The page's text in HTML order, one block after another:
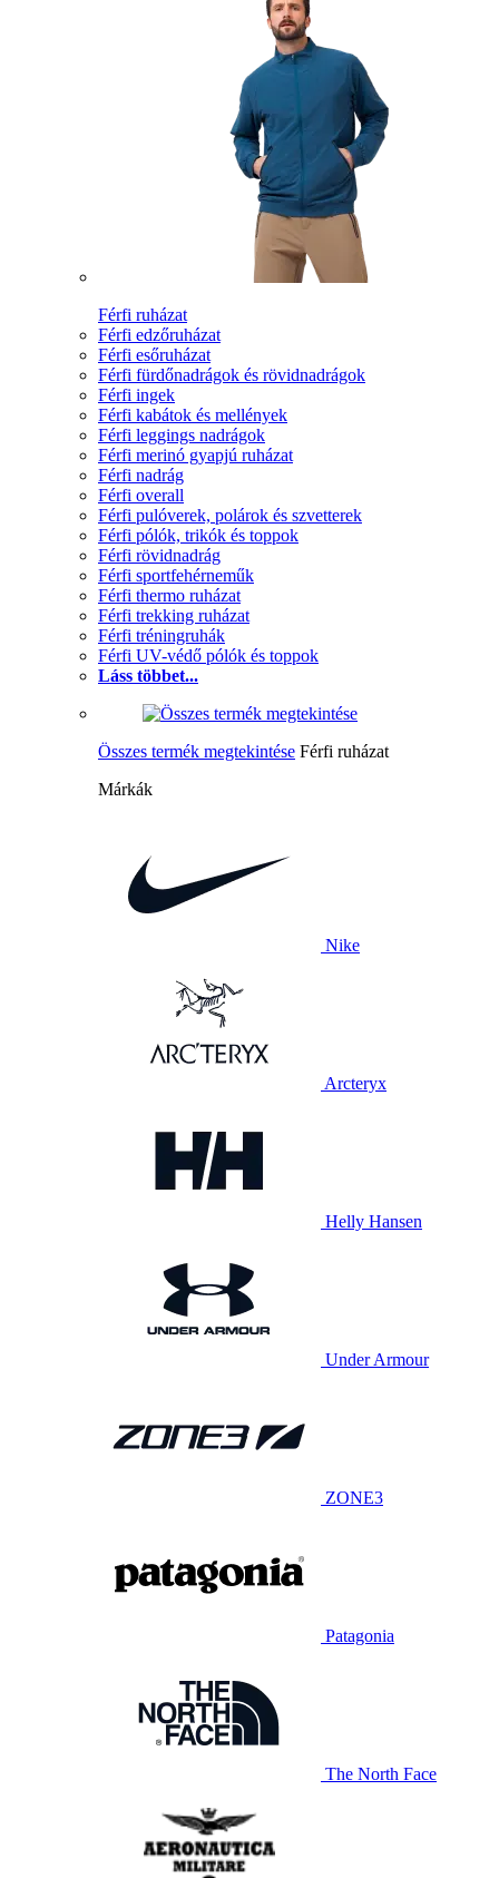
Férfi ruházat
Férfi edzőruházat
Férfi esőruházat
Férfi fürdőnadrágok és rövidnadrágok
Férfi ingek
Férfi kabátok és mellények
Férfi leggings nadrágok
Férfi merinó gyapjú ruházat
Férfi nadrág
Férfi overall
Férfi pulóverek, polárok és szvetterek
Férfi pólók, trikók és toppok
Férfi rövidnadrág
Férfi sportfehérneműk
Férfi thermo ruházat
Férfi trekking ruházat
Férfi tréningruhák
Férfi UV-védő pólók és toppok
Láss többet...
Összes termék megtekintése Férfi ruházat
Márkák
Nike
Arcteryx
Helly Hansen
Under Armour
ZONE3
Patagonia
The North Face